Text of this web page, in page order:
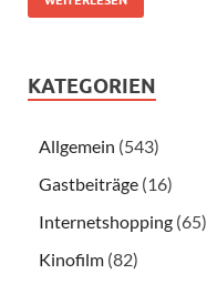
KATEGORIEN
Allgemein (543)
Gastbeiträge (16)
Internetshopping (65)
Kinofilm (82)